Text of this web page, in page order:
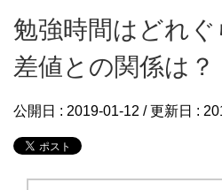
勉強時間はどれ
差値との関係は？
公開日 : 2019-01-12 / 更新日 :